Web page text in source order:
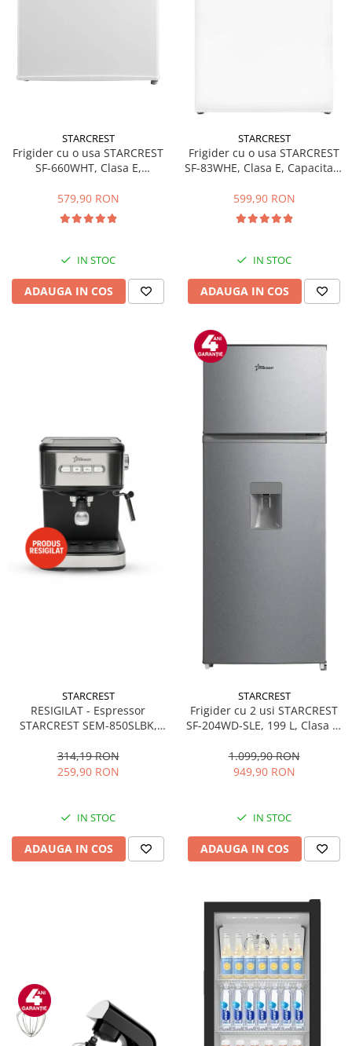
STARCREST
Frigider cu o usa STARCREST
SF-660WHT, Clasa E,
579,90 RON
IN STOC
ADAUGA IN COS
STARCREST
Frigider cu o usa STARCREST
SF-83WHE, Clasa E, Capacitate
Compartiment gheata, H 85
cm, Alb
599,90 RON
IN STOC
ADAUGA IN COS
STARCREST
RESIGILAT - Espressor
STARCREST SEM-850SLBK,
detasabil 1.5L, dispozitiv
spumare, filtru dublu din
314,19 RON
259,90 RON
IN STOC
ADAUGA IN COS
STARCREST
Frigider cu 2 usi STARCREST
SF-204WD-SLE, 199 L, Clasa E,
Termostat Ajustabil, Usi
reversibile, H 143 cm, Argintiu
1.099,90 RON
949,90 RON
IN STOC
ADAUGA IN COS